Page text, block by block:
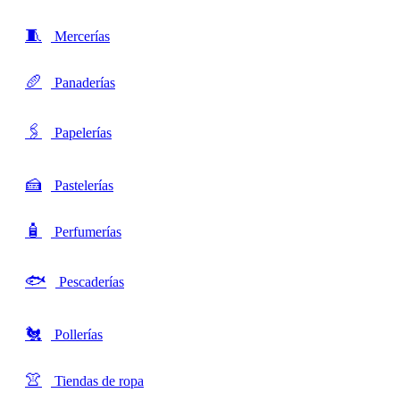
🧵 Mercerías
🥖 Panaderías
🖇️ Papelerías
🍰 Pastelerías
🧴 Perfumerías
🐟 Pescaderías
🐔 Pollerías
👚 Tiendas de ropa